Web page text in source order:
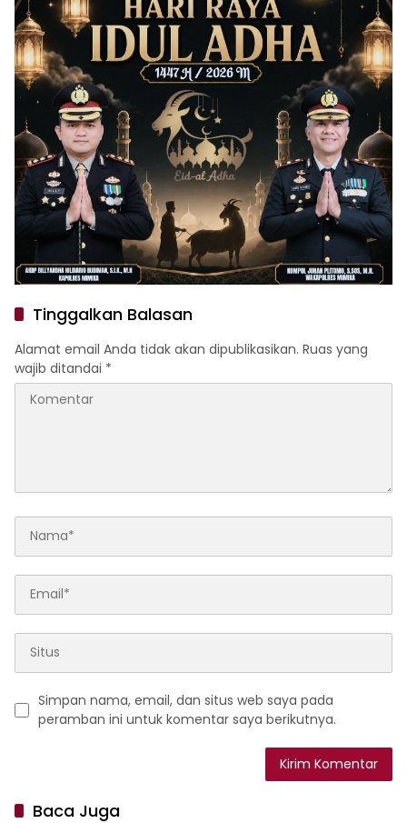
Tinggalkan Balasan
Alamat email Anda tidak akan dipublikasikan. Ruas yang
wajib ditandai *
Simpan nama, email, dan situs web saya pada
peramban ini untuk komentar saya berikutnya.
Baca Juga